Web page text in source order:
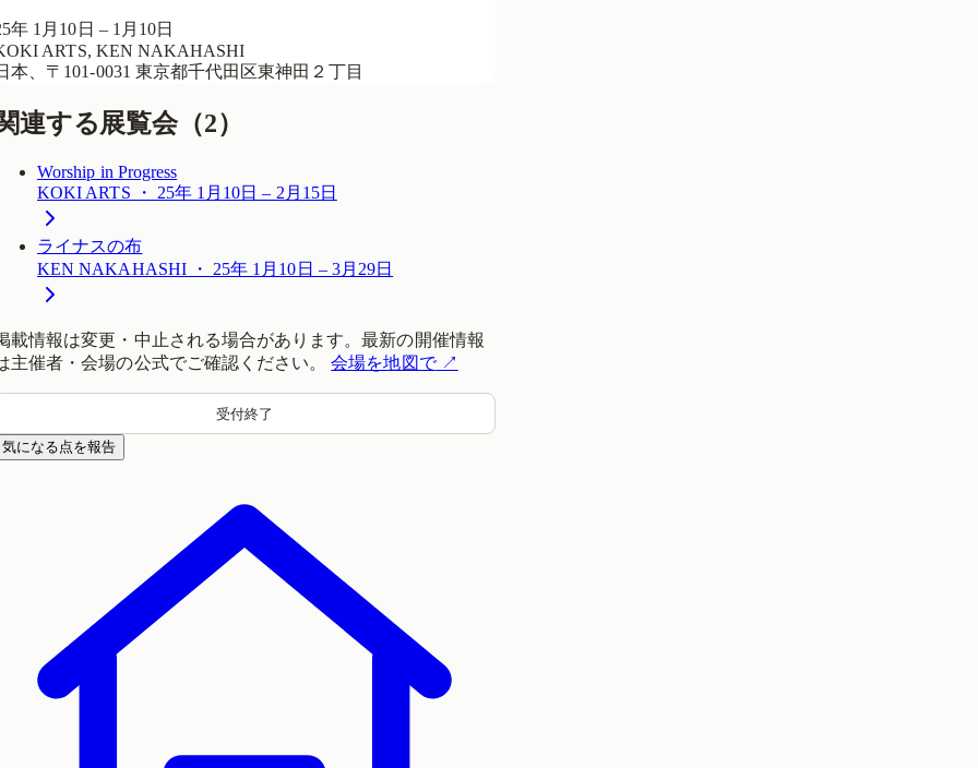
年 1月10日 – 1月10日
ARTS, KEN NAKAHASHI
本、〒101-0031 東京都千代田区東神田２丁目
連する展覧会（2）
Worship in Progress
KOKI ARTS ・ 25年 1月10日 – 2月15日
ライナスの布
KEN NAKAHASHI ・ 25年 1月10日 – 3月29日
載情報は変更・中止される場合があります。最新の開催情報
主催者・会場の公式でご確認ください。
会場を地図で↗
受付終了
気になる点を報告